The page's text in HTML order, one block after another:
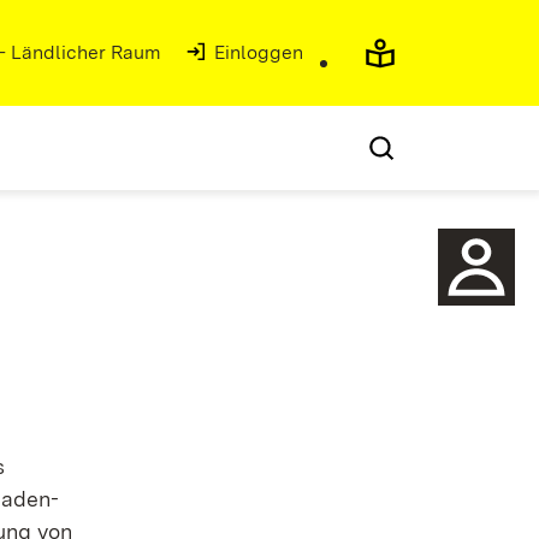
Ländlicher Raum (Öffnet in neuem Fenster)
Einloggen
von